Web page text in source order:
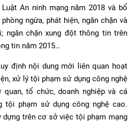
An ninh mạng năm 2018 và bổ
ngừa, phát hiện, ngăn chặn và
ngăn chặn xung đột thông tin trên
tin năm 2015…
định nội dung mới liên quan hoạt
xử lý tội phạm sử dụng công nghệ
tổ chức, doanh nghiệp và cá
tội phạm sử dụng công nghệ cao.
trên cơ sở việc tội phạm mạng